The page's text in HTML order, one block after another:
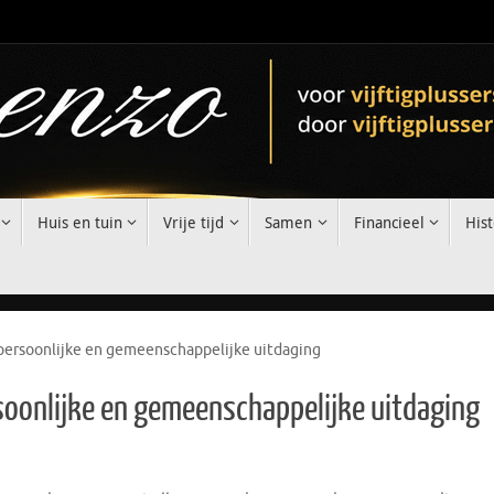
Huis en tuin Vrije tijd Samen Financieel
en gemeenschappelijke uitdaging
en gemeenschappelijke uitdaging